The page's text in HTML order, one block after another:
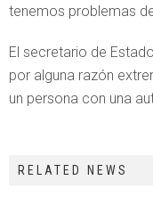
tenemos problemas
El secretario de
por alguna razón
un persona con una
RELATED NEWS